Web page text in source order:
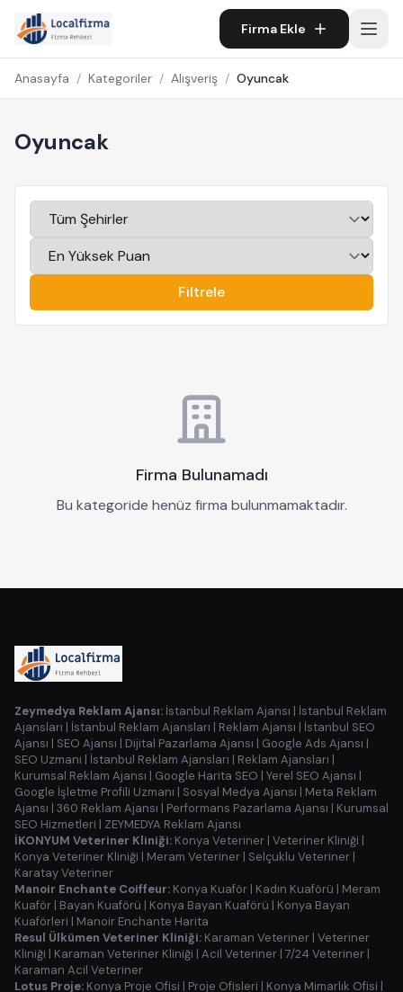
Firma Ekle
Anasayfa / Kategoriler / Alışveriş / Oyuncak
Oyuncak
Filtrele
Firma Bulunamadı
Bu kategoride henüz firma bulunmamaktadır.
Zeymedya Reklam Ajansı: İstanbul Reklam Ajansı | İstanbul Reklam
Ajansları | İstanbul Reklam Ajansları | Reklam Ajansı | İstanbul SEO
Ajansı | SEO Ajansı | Dijital Pazarlama Ajansı | Google Ads Ajansı |
SEO Uzmanı | İstanbul Reklam Ajansları | Reklam Ajansları |
Kurumsal Reklam Ajansı | Google Harita SEO | Yerel SEO Ajansı |
Google İşletme Profili Uzmanı | Sosyal Medya Ajansı | Meta Reklam
Ajansı | 360 Reklam Ajansı | Performans Pazarlama Ajansı | Kurumsal
SEO Hizmetleri | ZEYMEDYA Reklam Ajansı
İKONYUM Veteriner Kliniği: Konya Veteriner | Veteriner Kliniği |
Konya Veteriner Kliniği | Meram Veteriner | Selçuklu Veteriner |
Karatay Veteriner
Manoir Enchante Coiffeur: Konya Kuaför | Kadın Kuaförü | Meram
Kuaför | Bayan Kuaförü | Konya Bayan Kuaförü | Konya Bayan
Kuaförleri | Manoir Enchante Harita
Resul Ülkümen Veteriner Kliniği: Karaman Veteriner | Veteriner
Kliniği | Karaman Veteriner Kliniği | Acil Veteriner | 7/24 Veteriner |
Karaman Acil Veteriner
Lotus Proje: Konya Proje Ofisi | Proje Ofisleri | Konya Mimarlık Ofisi |